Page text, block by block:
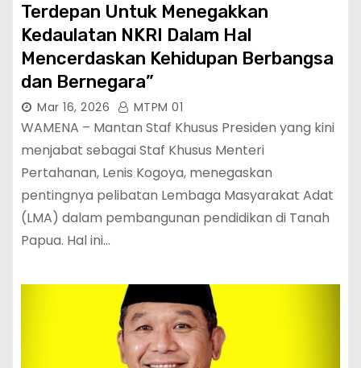
Terdepan Untuk Menegakkan
Kedaulatan NKRI Dalam Hal
Mencerdaskan Kehidupan Berbangsa
dan Bernegara”
Mar 16, 2026 MTPM 01
WAMENA – Mantan Staf Khusus Presiden yang kini
menjabat sebagai Staf Khusus Menteri
Pertahanan, Lenis Kogoya, menegaskan
pentingnya pelibatan Lembaga Masyarakat Adat
(LMA) dalam pembangunan pendidikan di Tanah
Papua. Hal ini…